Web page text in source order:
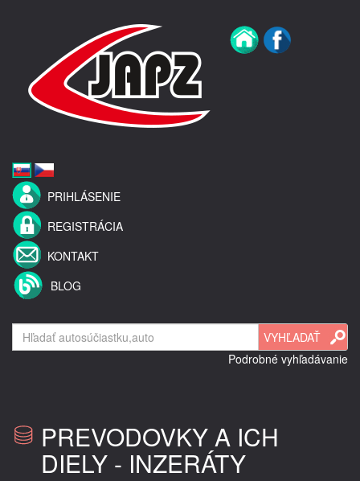
PRIHLÁSENIE
REGISTRÁCIA
KONTAKT
BLOG
Podrobné vyhľadávanie
PREVODOVKY A ICH
DIELY - INZERÁTY